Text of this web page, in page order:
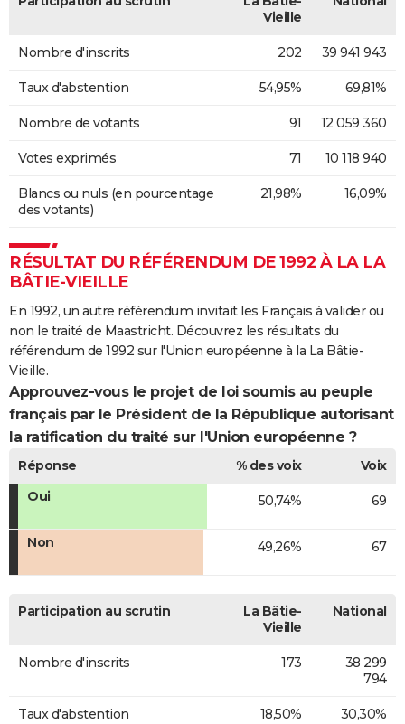
Vieille
Nombre d'inscrits 202 39 941 943
Taux d'abstention 54,95% 69,81%
Nombre de votants 91 12 059 360
Votes exprimés 71 10 118 940
Blancs ou nuls (en pourcentage
des votants)
21,98% 16,09%
RÉSULTAT DU RÉFÉRENDUM DE 1992 À LA LA
BÂTIE-VIEILLE
En 1992, un autre référendum invitait les Français à valider ou
non le traité de Maastricht. Découvrez les résultats du
référendum de 1992 sur l'Union européenne à la La Bâtie-
Vieille.
Approuvez-vous le projet de loi soumis au peuple
français par le Président de la République autorisant
la ratification du traité sur l'Union européenne ?
Réponse % des voix
Voix
Oui
50,74% 69
Non 49,26% 67
Participation au scrutin
La Bâtie-
Vieille
National
Nombre d'inscrits 173
38 299
794
Taux d'abstention 18,50% 30,30%